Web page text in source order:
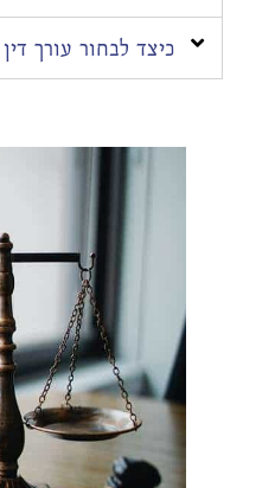
כיצד לבחור עורך